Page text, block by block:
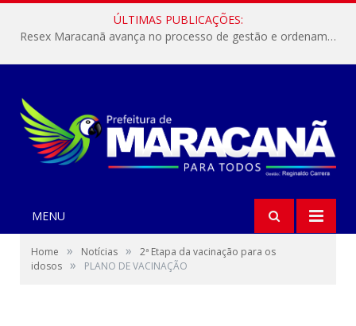
ÚLTIMAS PUBLICAÇÕES:
Resex Maracanã avança no processo de gestão e ordenamento do turismo em nossas áreas protegidas.
MENU
Home » Notícias »
2ª Etapa da vacinação para os
idosos » PLANO DE VACINAÇÃO